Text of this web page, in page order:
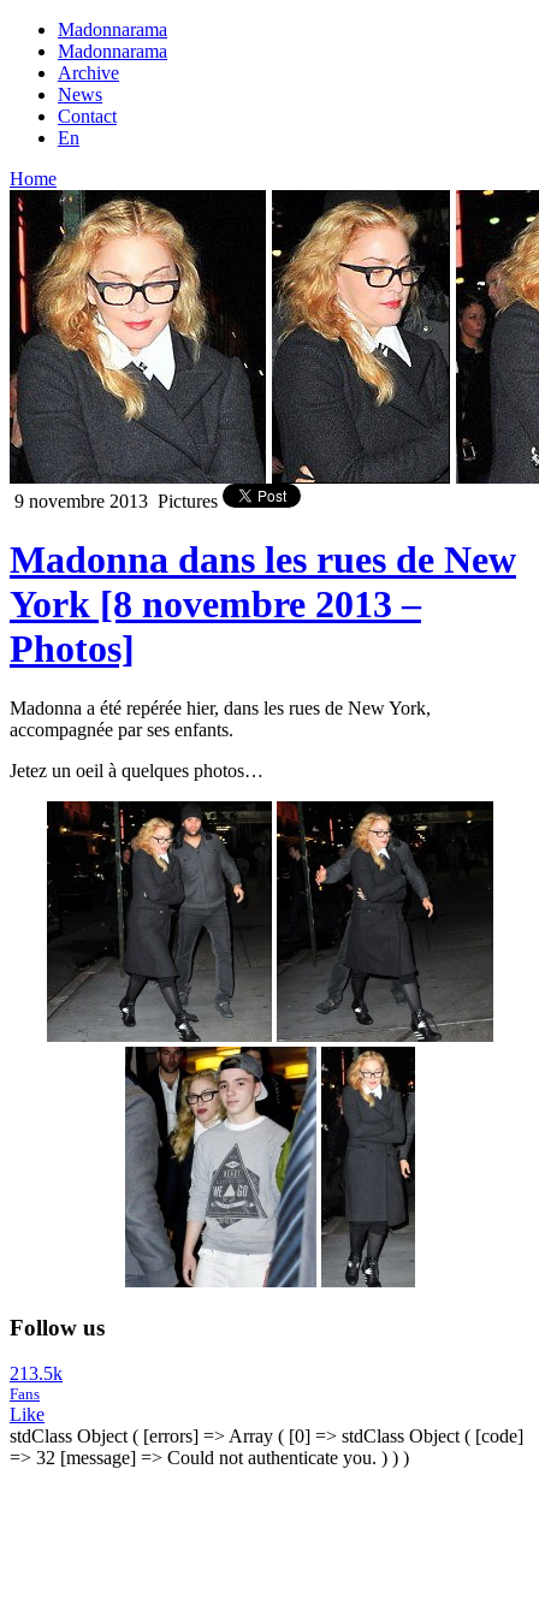
Madonnarama
Madonnarama
Archive
News
Contact
En
Home
9 novembre 2013 Pictures
Madonna dans les rues de New
York [8 novembre 2013 –
Photos]
Madonna a été repérée hier, dans les rues de New York,
accompagnée par ses enfants.
Jetez un oeil à quelques photos…
Follow us
213.5k
Fans
Like
stdClass Object ( [errors] => Array ( [0] => stdClass Object ( [code]
=> 32 [message] => Could not authenticate you. ) ) )